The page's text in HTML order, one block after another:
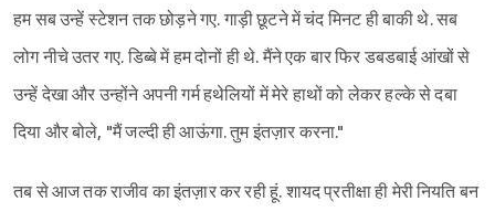
हम सब उन्हें स्टेशन तक छोड़ने गए. गाड़ी छूटने में चंद मिनट ही बाकी थे. सब
लोग नीचे उतर गए. डिब्बे में हम दोनों ही थे. मैंने एक बार फिर डबडबाई आंखों से
उन्हें देखा और उन्होंने अपनी गर्म हथेलियों में मेरे हाथों को लेकर हल्के से दबा
दिया और बोले, "मैं जल्दी ही आऊंगा. तुम इंतज़ार करना."
तब से आज तक राजीव का इंतज़ार कर रही हूं. शायद प्रतीक्षा ही मेरी नियति बन